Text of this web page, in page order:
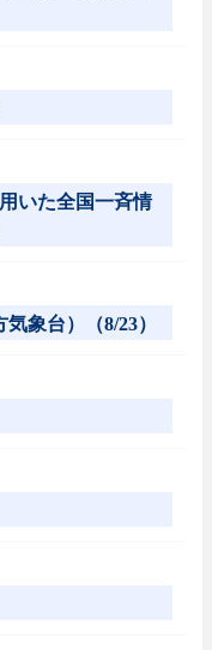
いた全国一斉情
象台）（8/23）